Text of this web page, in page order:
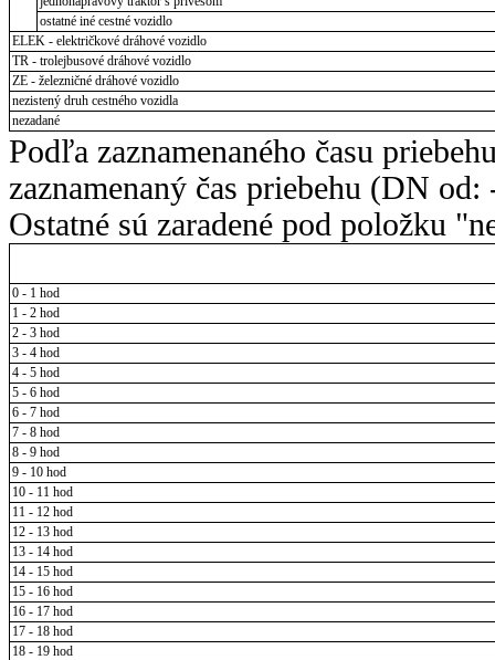
ostatné iné cestné vozidlo
ELEK - električkové dráhové vozidlo
TR - trolejbusové dráhové vozidlo
ZE - železničné dráhové vozidlo
nezistený druh cestného vozidla
nezadané
Podľa zaznamenaného času
zaznamenaný čas priebehu (DN
Ostatné sú zaradené pod položku
0 - 1 hod
1 - 2 hod
2 - 3 hod
3 - 4 hod
4 - 5 hod
5 - 6 hod
6 - 7 hod
7 - 8 hod
8 - 9 hod
9 - 10 hod
10 - 11 hod
11 - 12 hod
12 - 13 hod
13 - 14 hod
14 - 15 hod
15 - 16 hod
16 - 17 hod
17 - 18 hod
18 - 19 hod